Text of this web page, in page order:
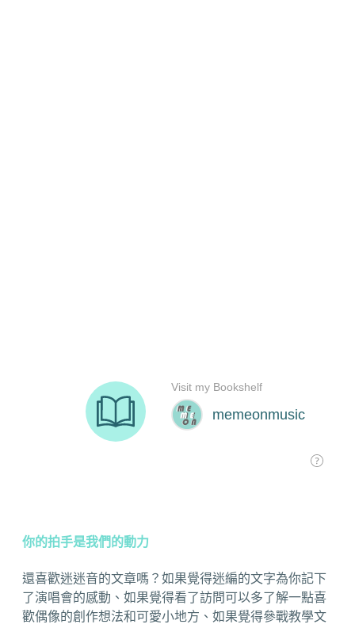
你的拍手是我們的動力
還喜歡迷迷音的文章嗎？如果覺得迷編的文字為你記下
了演唱會的感動、如果覺得看了訪問可以多了解一點喜
歡偶像的創作想法和可愛小地方、如果覺得參戰教學文